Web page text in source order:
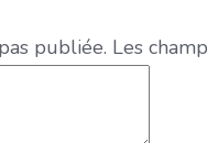
publiée. Les